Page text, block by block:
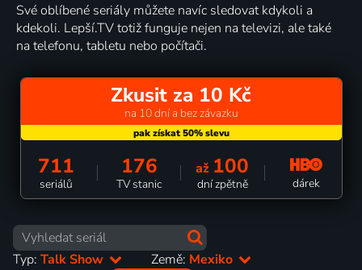
Své oblíbené seriály můžete navíc sledovat kdykoli a
kdekoli. Lepší.TV totiž funguje nejen na televizi, ale také
na telefonu, tabletu nebo počítači.
Zkusit za 10 Kč
na 10 dní a bez závazku
711
seriálů
176
TV stanic
až 100
dní zpětně dárek
Typ: Talk Show Země: Mexiko